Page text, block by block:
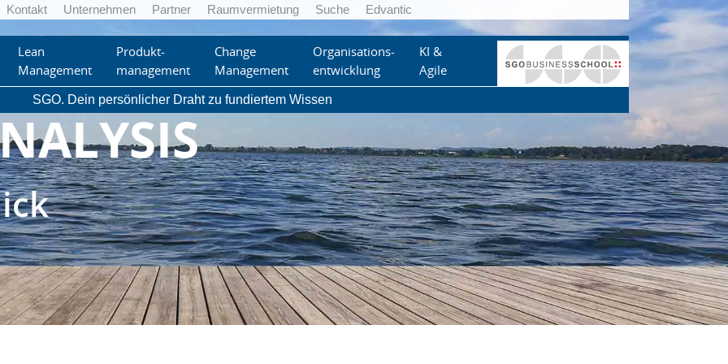
Kontakt Unternehmen Partner Raumvermietung Suche Edvantic
Lean
Management
Produkt-
management
Change
Management
Organisations-
entwicklung
KI &
Agile
SGO. Dein persönlicher Draht zu fundiertem Wissen